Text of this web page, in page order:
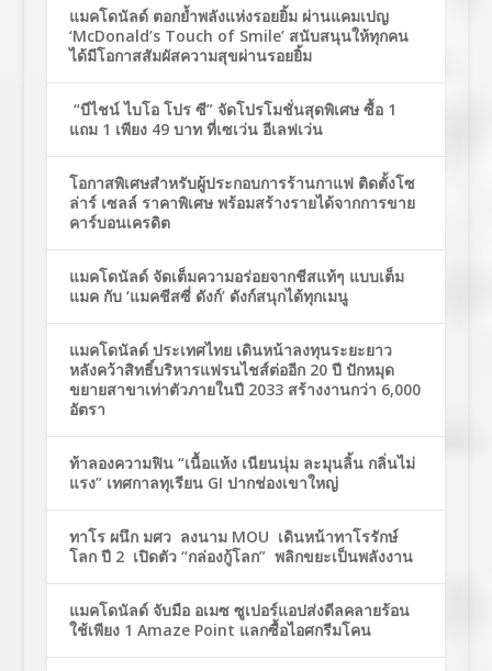
แมคโดนัลด์ ตอกย้ำพลังแห่งรอยยิ้ม ผ่านแคมเปญ
‘McDonald’s Touch of Smile’ สนับสนุนให้ทุกคน
ได้มีโอกาสสัมผัสความสุขผ่านรอยยิ้ม
“บีไชน์ ไบโอ โปร ซี” จัดโปรโมชั่นสุดพิเศษ ซื้อ 1
แถม 1 เพียง 49 บาท ที่เซเว่น อีเลฟเว่น
โอกาสพิเศษสำหรับผู้ประกอบการร้านกาแฟ ติดตั้งโซ
ล่าร์ เซลล์ ราคาพิเศษ พร้อมสร้างรายได้จากการขาย
คาร์บอนเครดิต
แมคโดนัลด์ จัดเต็มความอร่อยจากชีสแท้ๆ แบบเต็ม
แมค กับ ‘แมคชีสซี่ ดังก์’ ดังก์สนุกได้ทุกเมนู
แมคโดนัลด์ ประเทศไทย เดินหน้าลงทุนระยะยาว
หลังคว้าสิทธิ์บริหารแฟรนไชส์ต่ออีก 20 ปี ปักหมุด
ขยายสาขาเท่าตัวภายในปี 2033 สร้างงานกว่า 6,000
อัตรา
ท้าลองความฟิน “เนื้อแห้ง เนียนนุ่ม ละมุนลิ้น กลิ่นไม่
แรง” เทศกาลทุเรียน GI ปากช่องเขาใหญ่
ทาโร ผนึก มศว ลงนาม MOU เดินหน้าทาโรรักษ์
โลก ปี 2 เปิดตัว “กล่องกู้โลก” พลิกขยะเป็นพลังงาน
แมคโดนัลด์ จับมือ อเมซ ซูเปอร์แอปส่งดีลคลายร้อน
ใช้เพียง 1 Amaze Point แลกซื้อไอศกรีมโคน